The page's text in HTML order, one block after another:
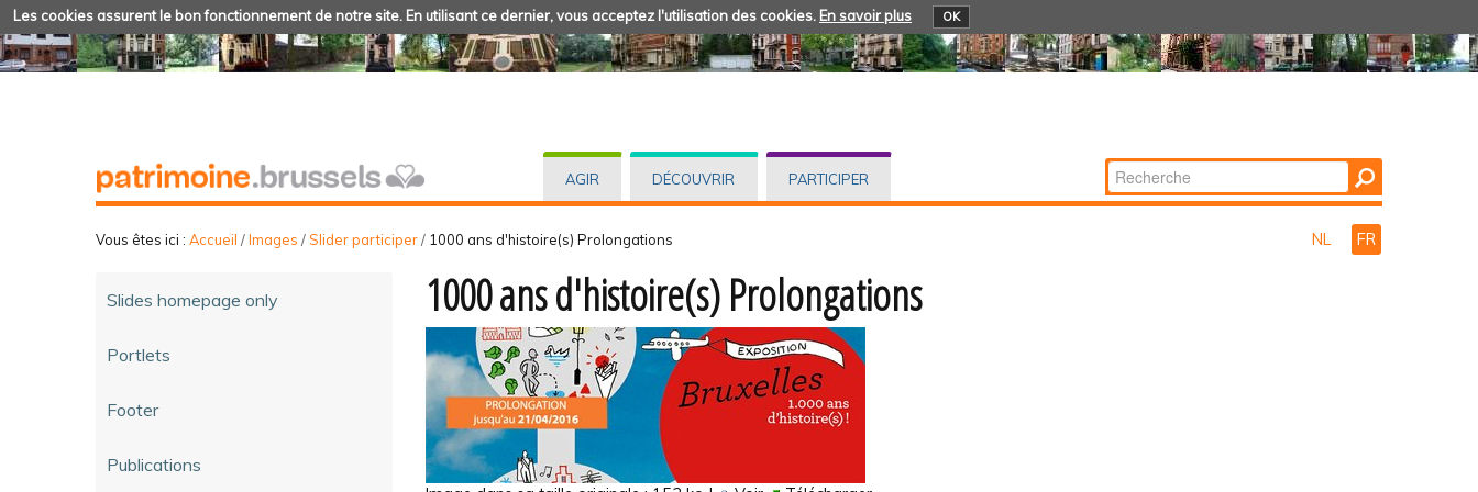
Les cookies assurent le bon fonctionnement de notre site. En utilisant ce dernier, vous acceptez l'utilisation des cookies. En savoir plus OK
AGIR DÉCOUVRIR PARTICIPER Chercher par
Recherche
Vous êtes ici : Accueil /Images /Slider participer/ 1000 ans d'histoire(s) Prolongations NL FR
Slides homepage only
Portlets
Footer
Publications
1000 ans d'histoire(s) Prolongations